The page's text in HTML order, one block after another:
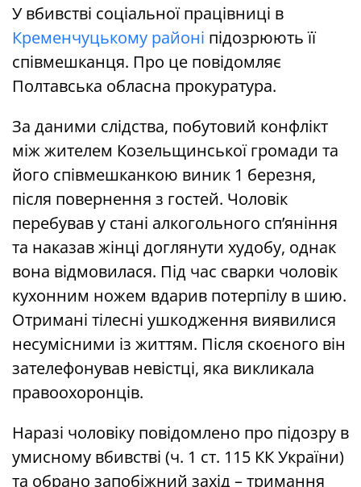
У вбивстві соціальної працівниці в
Кременчуцькому районі підозрюють її
співмешканця. Про це повідомляє
Полтавська обласна прокуратура.
За даними слідства, побутовий конфлікт
між жителем Козельщинської громади та
його співмешканкою виник 1 березня,
після повернення з гостей. Чоловік
перебував у стані алкогольного сп’яніння
та наказав жінці доглянути худобу, однак
вона відмовилася. Під час сварки чоловік
кухонним ножем вдарив потерпілу в шию.
Отримані тілесні ушкодження виявилися
несумісними із життям. Після скоєного він
зателефонував невістці, яка викликала
правоохоронців.
Наразі чоловіку повідомлено про підозру в
умисному вбивстві (ч. 1 ст. 115 КК України)
та обрано запобіжний захід – тримання